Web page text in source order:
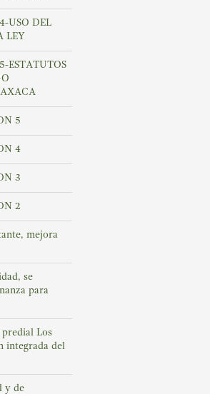
USO DEL
LEY
ESTATUTOS
5
4
3
2
mejora
se
para
Los
integrada del
y de